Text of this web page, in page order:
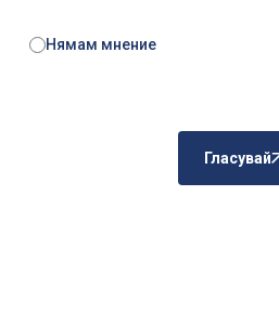
Нямам мнение
Гласувай